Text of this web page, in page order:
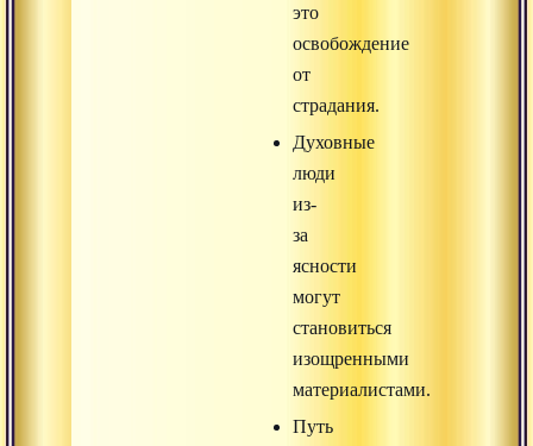
это
освобождение
от
страдания.
Духовные
люди
из-
за
ясности
могут
становиться
изощренными
материалистами.
Путь